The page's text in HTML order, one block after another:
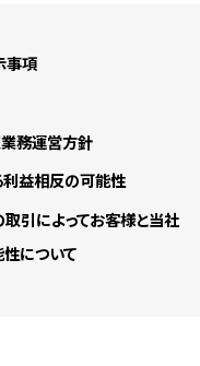
事項
務運営方針
益相反の可能性
取引によってお客様と当社
について